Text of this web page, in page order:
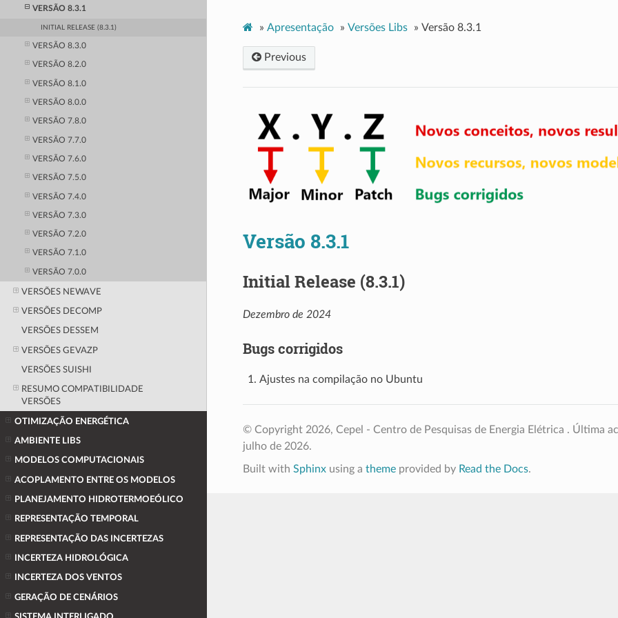
VERSÃO 8.3.1
INITIAL RELEASE (8.3.1)
VERSÃO 8.3.0
VERSÃO 8.2.0
VERSÃO 8.1.0
VERSÃO 8.0.0
VERSÃO 7.8.0
VERSÃO 7.7.0
VERSÃO 7.6.0
VERSÃO 7.5.0
VERSÃO 7.4.0
VERSÃO 7.3.0
VERSÃO 7.2.0
VERSÃO 7.1.0
VERSÃO 7.0.0
VERSÕES NEWAVE
VERSÕES DECOMP
VERSÕES DESSEM
VERSÕES GEVAZP
VERSÕES SUISHI
RESUMO COMPATIBILIDADE
VERSÕES
OTIMIZAÇÃO ENERGÉTICA
AMBIENTE LIBS
MODELOS COMPUTACIONAIS
ACOPLAMENTO ENTRE OS MODELOS
PLANEJAMENTO HIDROTERMOEÓLICO
REPRESENTAÇÃO TEMPORAL
REPRESENTAÇÃO DAS INCERTEZAS
INCERTEZA HIDROLÓGICA
INCERTEZA DOS VENTOS
GERAÇÃO DE CENÁRIOS
» Apresentação » Versões Libs » Versão 8.3.1
Previous
Versão 8.3.1
Initial Release (8.3.1)
Dezembro de 2024
Bugs corrigidos
Ajustes na compilação no Ubuntu
© Copyright 2026, Cepel - Centro de Pesquisas de Energia Elétrica . Última
julho de 2026.
Built with Sphinxusing a themeprovided by Read the Docs.